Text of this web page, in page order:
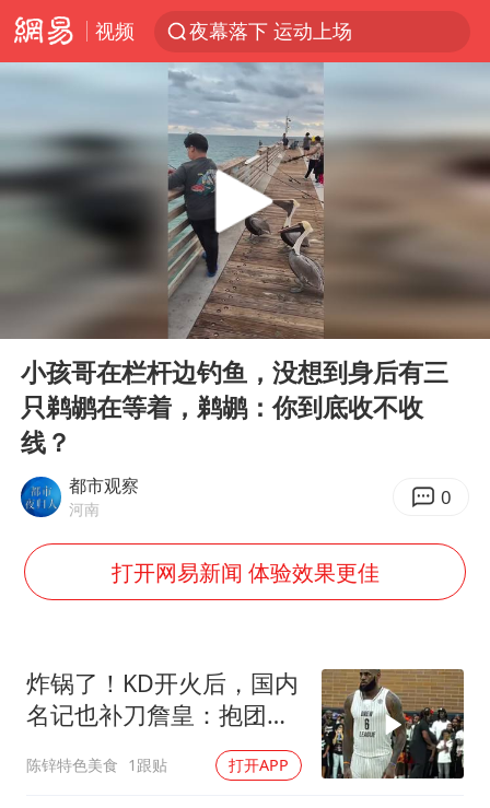
视频
夜幕落下 运动上场
Meta被判支付5.67亿美元
实探山东最热的“中国蔬菜之乡”
船舶避风项目停工 多地全力防台风
男子结婚8年发现3个女儿均非亲生
奋进开新局 实干挑大梁
Play
00:12
小孩哥在栏杆边钓鱼，没想到身后有三
只鹈鹕在等着，鹈鹕：你到底收不收
线？
都市观察
河南 0
打开网易新闻 体验效果更佳
炸锅了！KD开火后，国内
名记也补刀詹皇：抱团无
底线，最佳篮球商人
陈锌特色美食 1跟贴 打开APP